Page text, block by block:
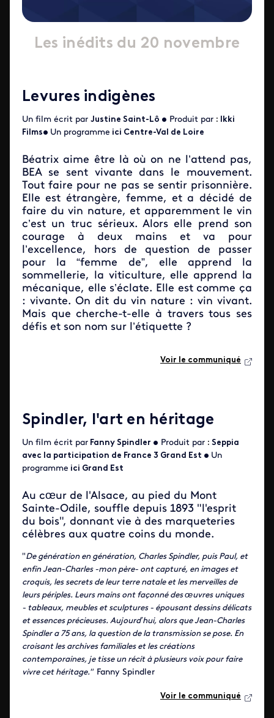
Les inédits du 20 novembre
Levures indigènes
Un film écrit par Justine Saint-Lô • Produit par :
Ikki
Films• Un programme ici Centre-Val de Loire
Béatrix aime être là où on ne l’attend pas,
BEA se sent vivante dans le mouvement.
Tout faire pour ne pas se sentir prisonnière.
Elle est étrangère, femme, et a décidé de
faire du vin nature, et apparemment le vin
c’est un truc sérieux. Alors elle prend son
courage à deux mains et va pour
l’excellence, hors de question de passer
pour la “femme de”, elle apprend la
sommellerie, la viticulture, elle apprend la
mécanique, elle s’éclate. Elle est comme ça
: vivante. On dit du vin nature : vin vivant.
Mais que cherche-t-elle à travers tous ses
défis et son nom sur l’étiquette ?
Voir le communiqué
Spindler, l'art en héritage
Un film écrit par Fanny Spindler • Produit par : Seppia
avec la participation de France 3 Grand Est • Un
programme ici Grand Est
Au cœur de l'Alsace, au pied du Mont
Sainte-Odile, souffle depuis 1893 "l'esprit
du bois", donnant vie à des marqueteries
célèbres aux quatre coins du monde.
"De génération en génération, Charles Spindler, puis Paul, et
enfin Jean-Charles -mon père- ont capturé, en images et
croquis, les secrets de leur terre natale et les merveilles de
leurs périples. Leurs mains ont façonné des œuvres uniques
- tableaux, meubles et sculptures - épousant dessins délicats
et essences précieuses. Aujourd’hui, alors que Jean-Charles
Spindler a 75 ans, la question de la transmission se pose. En
croisant les archives familiales et les créations
contemporaines, je tisse un récit à plusieurs voix pour faire
vivre cet héritage." Fanny Spindler
Voir le communiqué